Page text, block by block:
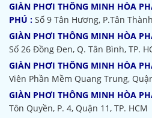
GIÀN PHƠI THÔNG MINH HÒA
PHÚ : Số 9 Tân Hương, P.Tân
GIÀN PHƠI THÔNG MINH HÒA
Số 26 Đồng Đen, Q. Tân Bình, TP.
GIÀN PHƠI THÔNG MINH HÒA
Viên Phần Mềm Quang Trung,
GIÀN PHƠI THÔNG MINH HÒA
Tôn Quyền, P. 4, Quận 11, TP. HCM